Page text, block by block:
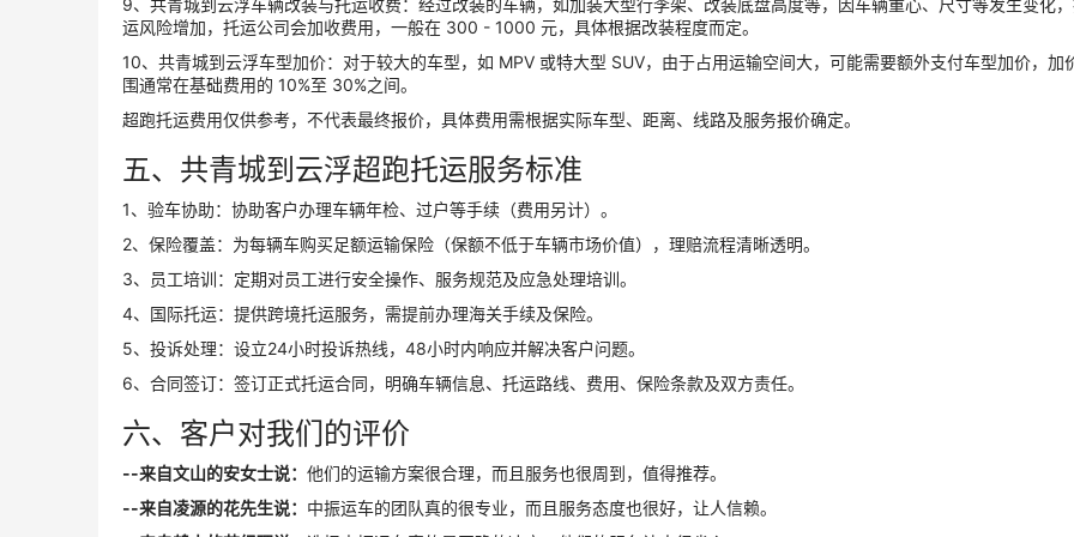
运风险增加，托运公司会加收费用，一般在 300 - 1000 元，具体根据改装程度而定。
10、共青城到云浮车型加价：对于较大的车型，如 MPV 或特大型 SUV，由于占用运输空间大，可能需要额外支付车型加价，加
围通常在基础费用的 10%至 30%之间。
超跑托运费用仅供参考，不代表最终报价，具体费用需根据实际车型、距离、线路及服务报价确定。
五、共青城到云浮超跑托运服务标准
1、验车协助：协助客户办理车辆年检、过户等手续（费用另计）。
2、保险覆盖：为每辆车购买足额运输保险（保额不低于车辆市场价值），理赔流程清晰透明。
3、员工培训：定期对员工进行安全操作、服务规范及应急处理培训。
4、国际托运：提供跨境托运服务，需提前办理海关手续及保险。
5、投诉处理：设立24小时投诉热线，48小时内响应并解决客户问题。
6、合同签订：签订正式托运合同，明确车辆信息、托运路线、费用、保险条款及双方责任。
六、客户对我们的评价
--来自文山的安女士说： 他们的运输方案很合理，而且服务也很周到，值得推荐。
--来自凌源的花先生说： 中振运车的团队真的很专业，而且服务态度也很好，让人信赖。